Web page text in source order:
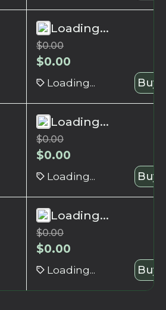
Loading...
$0.00
$0.00
Loading... Buy
Loading...
$0.00
$0.00
Loading... Buy
Loading...
$0.00
$0.00
Loading... Buy